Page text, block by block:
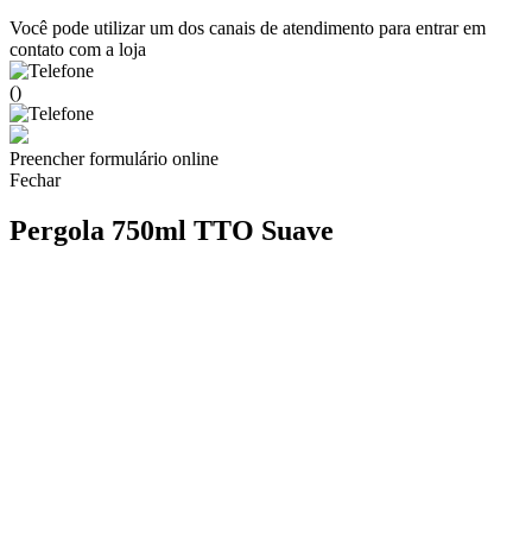
Você pode utilizar um dos canais de atendimento para entrar em
contato com a loja
()
Preencher formulário online
Fechar
Pergola 750ml TTO Suave